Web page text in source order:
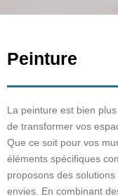
Peinture
La peinture est bien plus
de transformer vos
Que ce soit pour vos
éléments spécifiques
proposons des
envies. En combinant